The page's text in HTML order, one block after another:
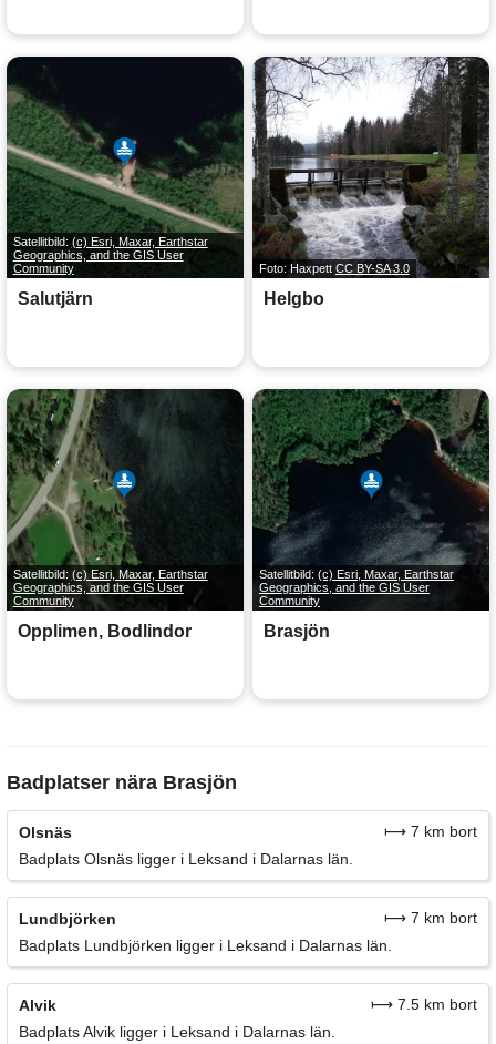
Satellitbild: (c) Esri, Maxar, Earthstar
Geographics, and the GIS User
Community
Salutjärn
Foto: Haxpett CC BY-SA 3.0
Helgbo
Satellitbild: (c) Esri, Maxar, Earthstar
Geographics, and the GIS User
Community
Opplimen, Bodlindor
Satellitbild: (c) Esri, Maxar, Earthstar
Geographics, and the GIS User
Community
Brasjön
Badplatser nära Brasjön
Olsnäs
⟼ 7 km bort
Badplats Olsnäs ligger i Leksand i Dalarnas län.
Lundbjörken
⟼ 7 km bort
Badplats Lundbjörken ligger i Leksand i Dalarnas län.
Alvik
⟼ 7.5 km bort
Badplats Alvik ligger i Leksand i Dalarnas län.